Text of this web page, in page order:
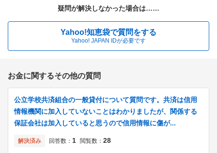
疑問が解決しなかった場合は……
Yahoo!知恵袋で質問をする
Yahoo! JAPAN IDが必要です
お金に関するその他の質問
公立学校共済組合の一般貸付について質問です。共済は信用
情報機関に加入していないことはわかりましたが、関係する
保証会社は加入していると思うので信用情報に傷が...
解決済み 回答数： 1 閲覧数： 28